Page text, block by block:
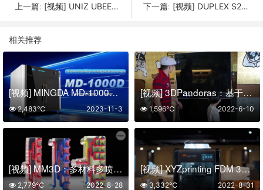
上一篇: [视频] UNIZ UBEE：最强大的牙科3D打印机 下一篇: [视频] DUPLEX S2：重新定义树脂3D打印机
相关推荐
[视频] MINGDA MD-1000D大幅面高速双挤出机3D打印机
2023-11-3
2,483℃
[视频] 3DPandoras：基于粉末技术的 3D全彩打印
2022-6-10
1,596℃
[视频] MM3D：多材料多喷嘴3D打印体素化软物质的设计和制造
2022-8-28
2,779℃
[视频] XYZprinting FDM 3D打印机 da Vinci Pro EVO_JP 版
2022-8-31
3,332℃